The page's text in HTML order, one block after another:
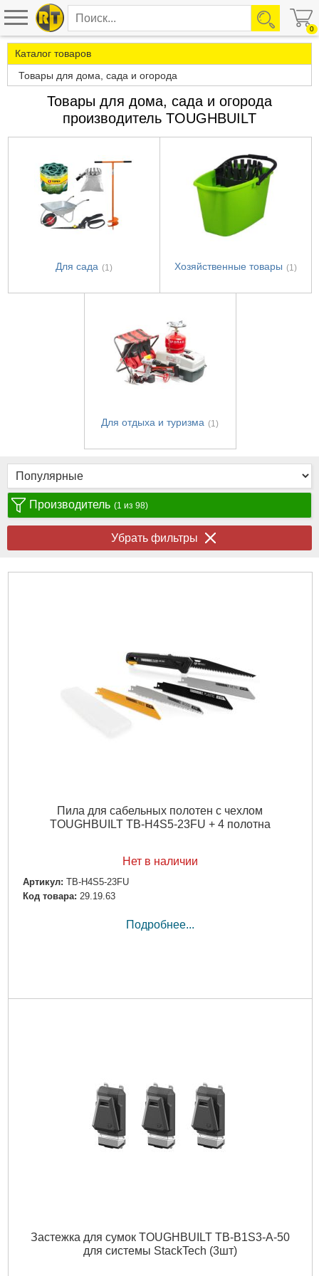
0
Каталог товаров
Товары для дома, сада и огорода
Товары для дома, сада и огорода
производитель TOUGHBUILT
Для сада (1) Хозяйственные товары (1)
Для отдыха и туризма (1)
Производитель (1 из 98)
Убрать фильтры
Пила для сабельных полотен с чехлом
TOUGHBUILT TB-H4S5-23FU + 4 полотна
Нет в наличии
Артикул: TB-H4S5-23FU
Код товара: 29.19.63
Подробнее...
Застежка для сумок TOUGHBUILT TB-B1S3-A-50
для системы StackTech (3шт)